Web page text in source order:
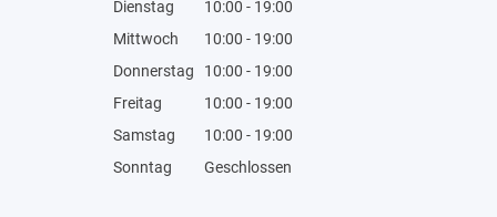
Dienstag
10:00 - 19:00
Mittwoch
10:00 - 19:00
Donnerstag
10:00 - 19:00
Freitag
10:00 - 19:00
Samstag
10:00 - 19:00
Sonntag
Geschlossen